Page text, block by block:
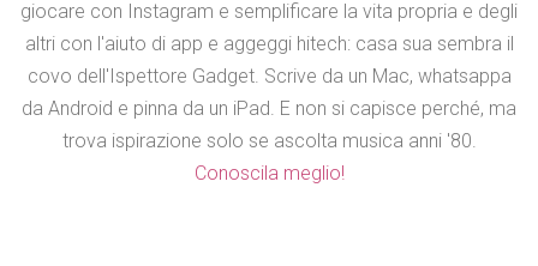
giocare con Instagram e semplificare la vita propria e degli
altri con l'aiuto di app e aggeggi hitech: casa sua sembra il
covo dell'Ispettore Gadget. Scrive da un Mac, whatsappa
da Android e pinna da un iPad. E non si capisce perché, ma
trova ispirazione solo se ascolta musica anni '80.
Conoscila meglio!